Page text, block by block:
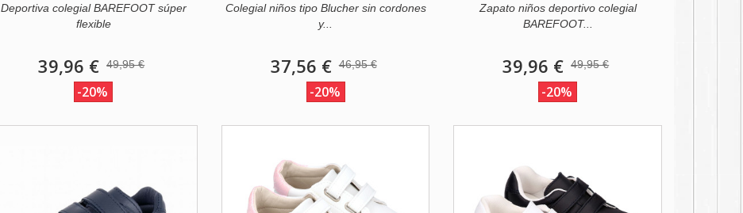
Deportiva colegial BAREFOOT súper
flexible
39,96 € 49,95 €
-20%
Colegial niños tipo Blucher sin cordones
y...
37,56 € 46,95 €
-20%
Zapato niños deportivo colegial
BAREFOOT...
39,96 € 49,95 €
-20%